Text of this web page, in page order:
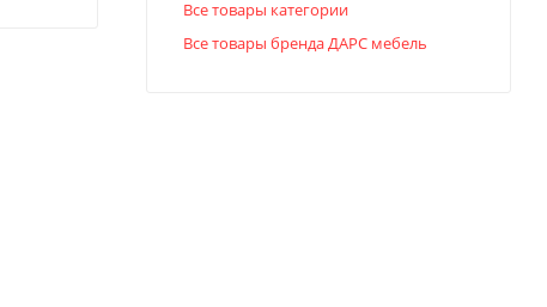
Все товары категории
Все товары бренда ДАРС мебель